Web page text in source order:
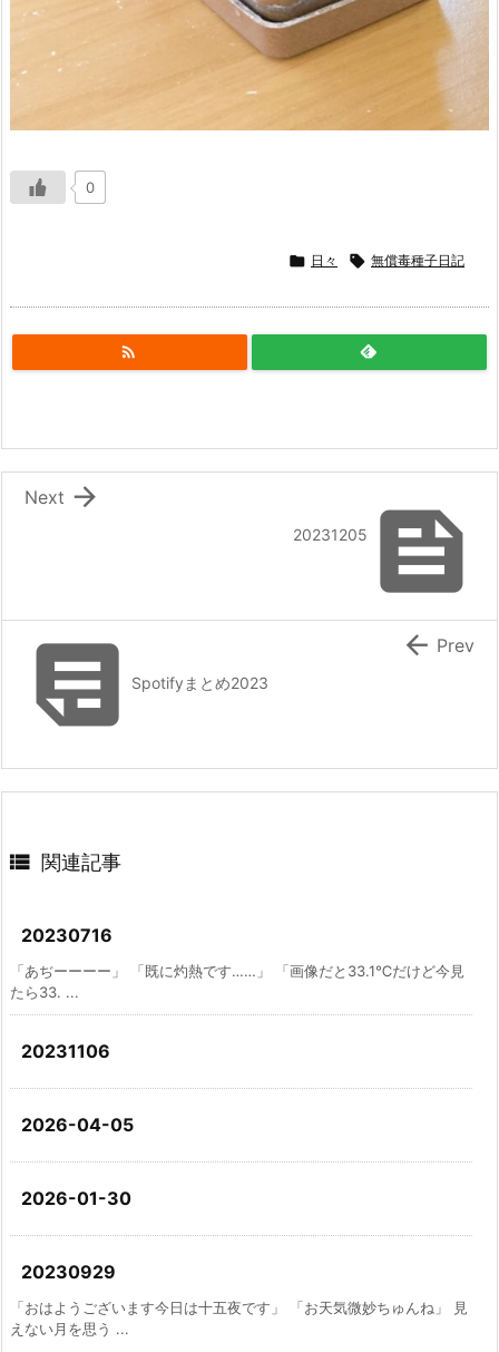
0
 日々  無償毒種子日記


20231205

Next
Spotifyまとめ2023
 Prev
 関連記事
20230716
「あぢーーーー」 「既に灼熱です……」 「画像だと33.1℃だけど今見
たら33. ...
20231106
2026-04-05
2026-01-30
20230929
「おはようございます今日は十五夜です」 「お天気微妙ちゅんね」 見
えない月を思う ...